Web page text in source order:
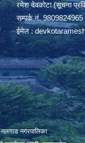
रमेश देवकोटा (सूचना
सम्पर्क न‌ं. 9809824965
ईमेल :
नगरपालिका